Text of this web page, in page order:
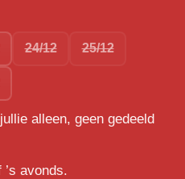
24/12 25/12
alleen, geen gedeeld
avonds.